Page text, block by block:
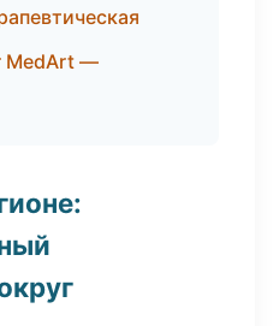
MedArt —